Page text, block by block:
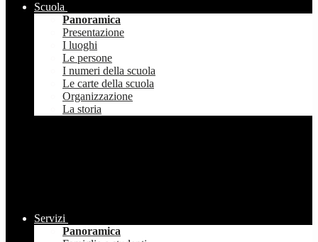
Scuola
Panoramica
Presentazione
I luoghi
Le persone
I numeri della scuola
Le carte della scuola
Organizzazione
La storia
Servizi
Panoramica